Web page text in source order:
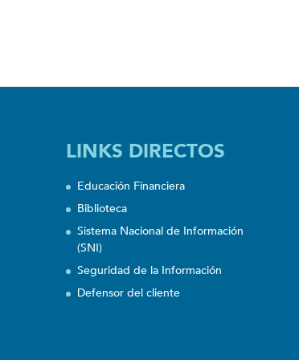
LINKS DIRECTOS
Educación Financiera
Biblioteca
Sistema Nacional de Información
(SNI)
Seguridad de la Información
Defensor del cliente